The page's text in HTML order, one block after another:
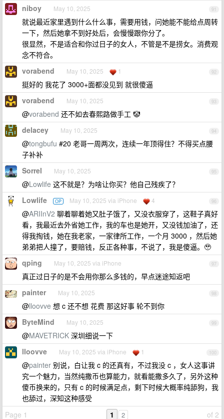
91
niboy May 10, 2025
就说最近家里遇到什么什么事，需要用钱，问她能不能给点周转
一下，然后她拿不到好处后，会慢慢跟你分了。
很显然，不是适合和你过日子的女人，不管是不是捞女。消费观
念不符合。
92
vorabend May 10, 2025 1
挺好的 我花了 3000+面都没见到 就很傻逼
93
vorabend May 10, 2025
@vorabend 还不如去春熙路做手工 🤡
94
delacey May 10, 2025
@tongbufu #20 老哥一周两次，连续一年顶得住？不得买点腰
子补补
95
Sorrel May 10, 2025
@Lowlife 这不就是？为啥让你买？他自己残疾了？
96
Lowlife OP May 10, 2025 via iPhone 4
@ARIInV2 聊着聊着她又肚子饿了，又没衣服穿了，这鞋子真好
看，我最近去外省她工作，我的车也是她开，又没钱加油了，还
得我掏钱，她在我老家，一家律所工作，一个月 3000 ，然后她
弟弟把人撞了，要赔钱，反正各种事，不说了，我是傻逼。🥹
97
qping May 10, 2025 via iPhone
真正过日子的是不会用你那么多钱的，早点迷途知返吧
98
painter May 10, 2025
@lloovve 想 c 还不想 花费 那这好事 轮不到你
99
ByteMind May 10, 2025
@MAVETRICK 深圳细说一下
100
lloovve May 10, 2025 via iPhone 1
@painter 别说，白让我 c 的还真有，不过我没 c ，女人这事讲
究一个魅力，当然纯撒币也算能力，就看能撒多久了，另外这种
傻币换来的，只有 c 的时候满足点，剩下时候大概率纯舔狗，我
也舔过，深知这种感受
Page 1
of 2
1 2